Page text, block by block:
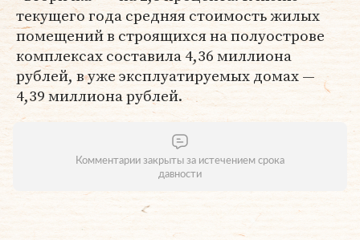
текущего года средняя стоимость жилых
помещений в строящихся на полуострове
комплексах составила 4,36 миллиона
рублей, в уже эксплуатируемых домах —
4,39 миллиона рублей.
Комментарии закрыты за истечением срока
давности